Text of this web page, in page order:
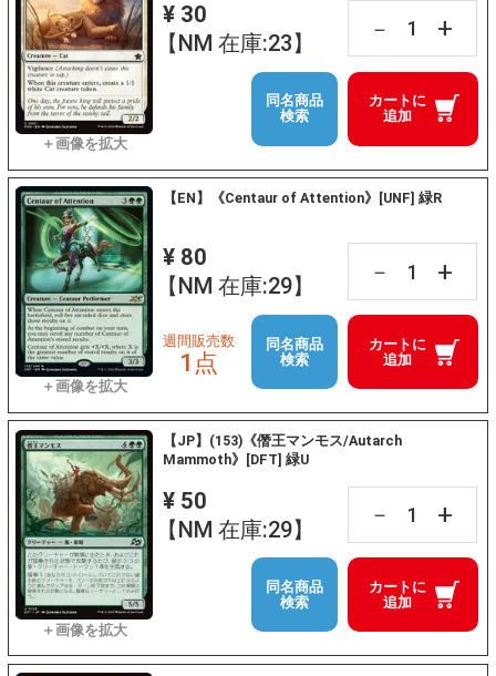
¥ 30
【NM 在庫:23】
－ +
カートに
追加
同名商品
検索
【EN】《Centaur of Attention》[UNF] 緑R
¥ 80
【NM 在庫:29】
－ +
カートに
追加
週間販売数
1点
同名商品
検索
【JP】(153)《僭王マンモス/Autarch
Mammoth》[DFT] 緑U
¥ 50
【NM 在庫:29】
－ +
カートに
追加
同名商品
検索